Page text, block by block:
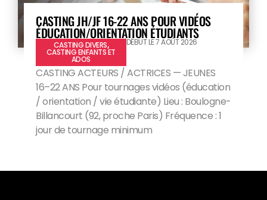
CASTING JH/JF 16-22 ANS POUR VIDÉOS
ÉDUCATION/ORIENTATION ÉTUDIANTS
CASTING DIVERS,
CASTING ENFANTS ET
ADOS
DÉBUT LE 7 AOÛT 2026
CASTING ACTEURS / ACTRICES — JEUNES
16–22 ANS Pour tournages vidéos (éducation
/ orientation / vie étudiante) Lieu : Boulogne-
Billancourt (92, proche Paris) Fréquence : 1
jour de tournage minimum